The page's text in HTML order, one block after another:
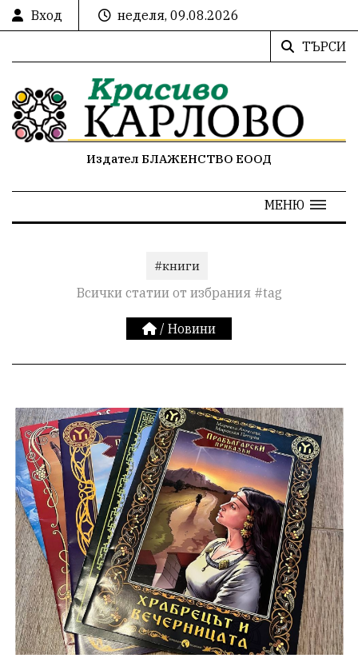
Вход
неделя, 09.08.2026
ТЪРСИ
Издател БЛАЖЕНСТВО ЕООД
МЕНЮ
#книги
Всички статии от избрания #tag
/ Новини